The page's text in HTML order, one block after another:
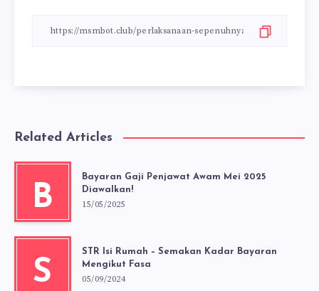
Related Articles
B
Bayaran Gaji Penjawat Awam Mei 2025
Diawalkan!
15/05/2025
S
STR Isi Rumah – Semakan Kadar Bayaran
Mengikut Fasa
05/09/2024